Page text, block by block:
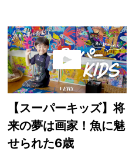
【スーパーキッズ】将
来の夢は画家！魚に魅
せられた6歳